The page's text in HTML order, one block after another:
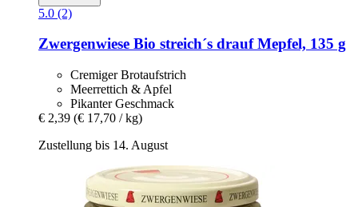
5.0 (2)
Zwergenwiese Bio streich´s drauf Mepfel, 135 g
Cremiger Brotaufstrich
Meerrettich & Apfel
Pikanter Geschmack
€ 2,39 (€ 17,70 / kg)
Zustellung bis 14. August